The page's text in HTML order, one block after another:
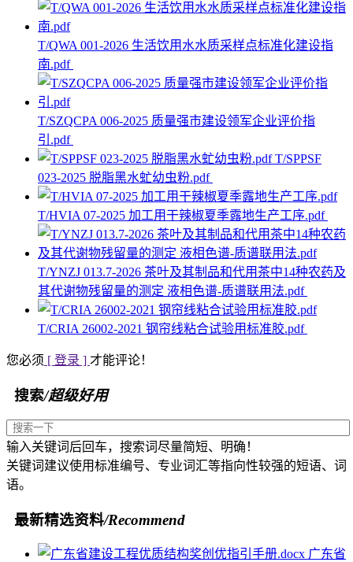
T/QWA 001-2026 生活饮用水水质采样点标准化建设指
南.pdf
T/SZQCPA 006-2025 质量强市建设领军企业评价指
引.pdf
T/SPPSF
023-2025 脱脂黑水虻幼虫粉.pdf
T/HVIA 07-2025 加工用干辣椒夏季露地生产工序.pdf
T/YNZJ 013.7-2026 茶叶及其制品和代用茶中14种农药及
其代谢物残留量的测定 液相色谱-质谱联用法.pdf
T/CRIA 26002-2021 钢帘线粘合试验用标准胶.pdf
您必须 [ 登录 ] 才能评论！
搜索/超级好用
输入关键词后回车，搜索词尽量简短、明确！
关键词建议使用标准编号、专业词汇等指向性较强的短语、词
语。
最新精选资料/Recommend
广东省